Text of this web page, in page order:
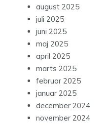
august 2025
juli 2025
juni 2025
maj 2025
april 2025
marts 2025
februar 2025
januar 2025
december 2024
november 2024